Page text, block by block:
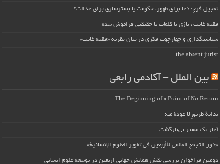
تعجیل فرج: دعا برای ظهور، حکومت یا بسترسازی برای عدالت؟
فقیه غایب ، بازی با کلمات یا حقیقتی فراموش شده
سیاستگذاری و چهارچوب فکری در بیان نظریه «فقیه غایب»
the absent jurist
بین الملل – آکادمی رابعی
The Beginning of a Point of No Return
بداية طريقٍ لا عودة منه
آغاز یک مسیر بی‌بازگشت
«دور التجمع العالمي للأربعين في تطوير العلوم الإنسانية».
دومین فراخوان بررسی نقش همایش جهانی اربعین در توسعه علوم انسانی